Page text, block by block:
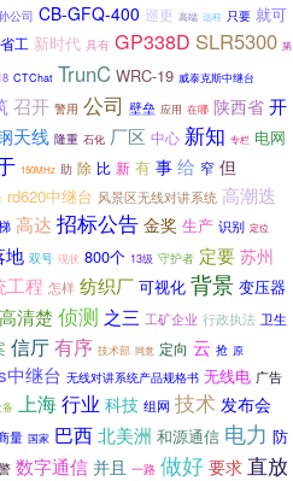
公司 CB-GFQ-400 巡更 高端 远程 只要 就可
省工 新时代 具有 GP338D SLR5300 第
CTChat TrunC WRC-19 威泰克斯中继台
召开 警用 公司 壁垒 应用 在哪 陕西省 开
天线 隆重 石化 厂区 中心 新知 专栏 电网
150MHz 助 除 比 新 有 事 给 窄 但
rd620中继台 风景区无线对讲系统 高潮迭
高达 招标公告 金奖 生产 识别 定位
地 双号 现状 800个 13级 守护者 定要 苏州
工程 怎样 纺织厂 可视化 背景 变压器
高清楚侦测 之三 工矿企业 行政执法 卫生
信厅有序 技术部 同意 定向 云 抢 原
中继台 无线对讲系统产品规格书 无线电 广告
上海行业 科技 组网 技术 发布会
量 国家 巴西北美洲 和源通信 电力 防
数字通信 并且 一路 做好要求 直放